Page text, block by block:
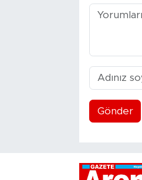
Gönder